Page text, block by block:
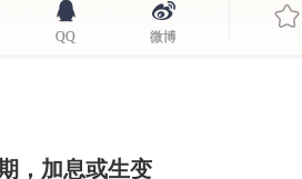
QQ 微博
，加息或生变